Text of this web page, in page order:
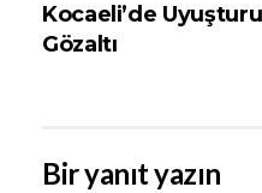
Kocaeli’de
Gözaltı
Bir yanıt yazın